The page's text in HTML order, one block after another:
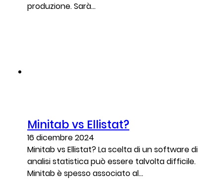
produzione. Sarà...
Minitab vs Ellistat?
16 dicembre 2024
Minitab vs Ellistat? La scelta di un software di
analisi statistica può essere talvolta difficile.
Minitab è spesso associato al...